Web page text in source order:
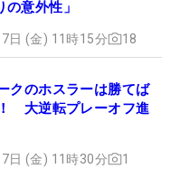
意外性」
日 (金) 11時15分 18
クのホスラーは勝てば
大逆転プレーオフ進
日 (金) 11時30分 1